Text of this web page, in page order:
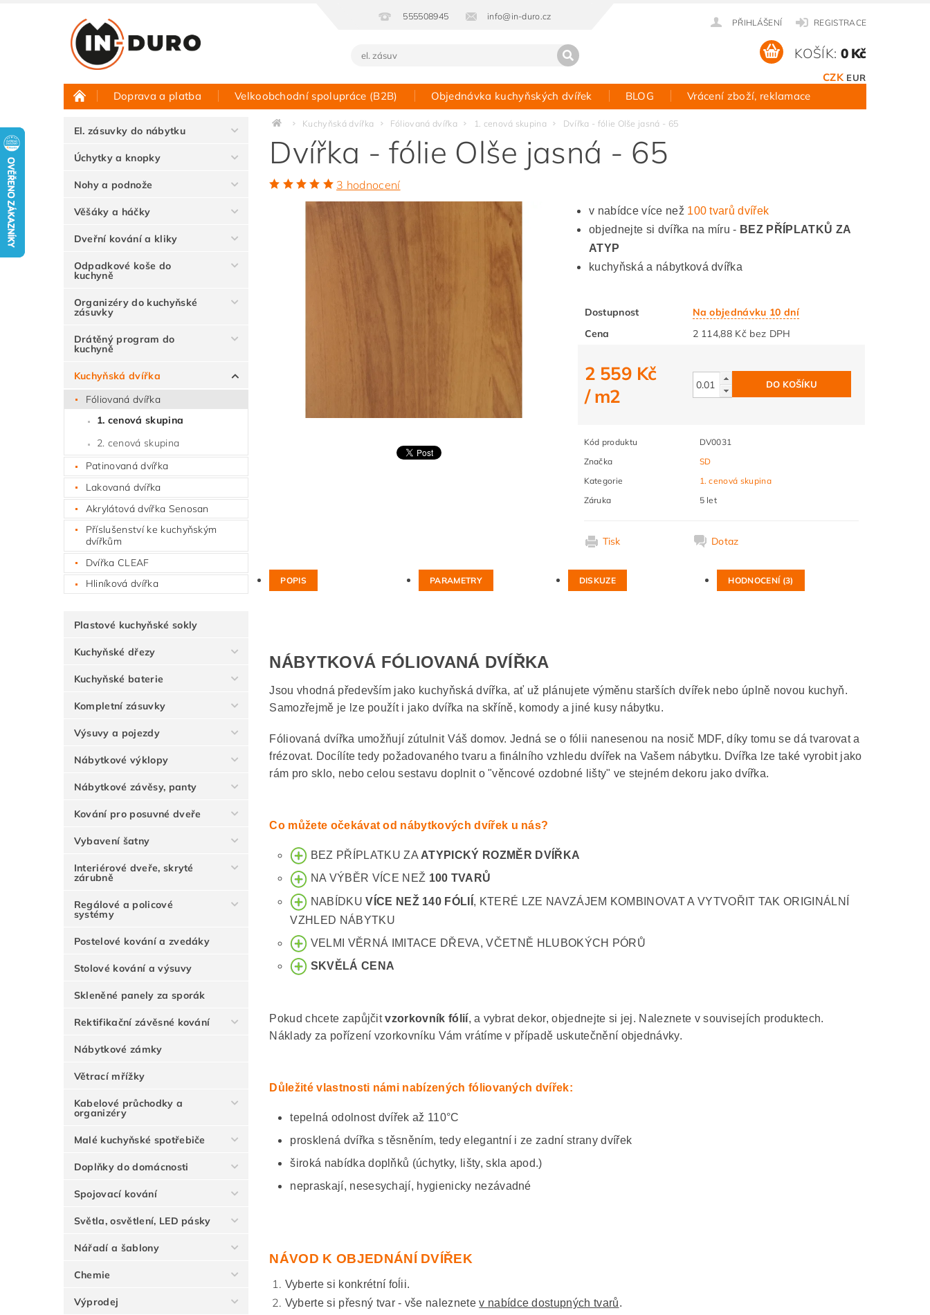
555508945 info@in-duro.cz
PŘIHLÁŠENÍ REGISTRACE
CZK EUR
KOŠÍK: 0 Kč
Doprava a platba Velkoobchodní spolupráce (B2B) Objednávka kuchyňských dvířek BLOG Vrácení zboží, reklamace
Půjčovna vzorků Hodnocení obchodu Kontakt
El. zásuvky do nábytku
Úchytky a knopky
Nohy a podnože
Věšáky a háčky
Dveřní kování a kliky
Odpadkové koše do
kuchyně
Organizéry do kuchyňské
zásuvky
Drátěný program do
kuchyně
Kuchyňská dvířka
Fóliovaná dvířka
1. cenová skupina
2. cenová skupina
Patinovaná dvířka
Lakovaná dvířka
Akrylátová dvířka Senosan
Příslušenství ke kuchyňským
dvířkům
Dvířka CLEAF
Hliníková dvířka
Plastové kuchyňské sokly
Kuchyňské dřezy
Kuchyňské baterie
Kompletní zásuvky
Výsuvy a pojezdy
Nábytkové výklopy
Nábytkové závěsy, panty
Kování pro posuvné dveře
Vybavení šatny
Interiérové dveře, skryté
zárubně
Regálové a policové
systémy
Postelové kování a zvedáky
Stolové kování a výsuvy
Skleněné panely za sporák
Rektifikační závěsné kování
Nábytkové zámky
Větrací mřížky
Kabelové průchodky a
organizéry
Malé kuchyňské spotřebiče
Doplňky do domácnosti
Spojovací kování
Světla, osvětlení, LED pásky
Nářadí a šablony
Chemie
Výprodej
Kuchyňská dvířka Fóliovaná dvířka 1. cenová skupina Dvířka - fólie Olše jasná - 65
Dvířka - fólie Olše jasná - 65
3 hodnocení
v nabídce více než 100 tvarů dvířek
objednejte si dvířka na míru - BEZ PŘÍPLATKŮ ZA
ATYP
kuchyňská a nábytková dvířka
Dostupnost
Na objednávku 10 dní
Cena
2 114,88 Kč bez DPH
2 559 Kč
/ m2
Kód produktu
DV0031
Značka
SD
Kategorie
1. cenová skupina
Záruka
5 let
Tisk Dotaz
POPIS PARAMETRY DISKUZE HODNOCENÍ (3)
NÁBYTKOVÁ FÓLIOVANÁ DVÍŘKA
Jsou vhodná především jako kuchyňská dvířka, ať už plánujete výměnu starších dvířek nebo úplně novou kuchyň.
Samozřejmě je lze použít i jako dvířka na skříně, komody a jiné kusy nábytku.
Fóliovaná dvířka umožňují zútulnit Váš domov. Jedná se o fólii nanesenou na nosič MDF, díky tomu se dá tvarovat a
frézovat. Docílíte tedy požadovaného tvaru a finálního vzhledu dvířek na Vašem nábytku. Dvířka lze také vyrobit jako
rám pro sklo, nebo celou sestavu doplnit o "věncové ozdobné lišty" ve stejném dekoru jako dvířka.
Co můžete očekávat od nábytkových dvířek u nás?
BEZ PŘÍPLATKU ZA ATYPICKÝ ROZMĚR DVÍŘKA
NA VÝBĚR VÍCE NEŽ 100 TVARŮ
NABÍDKUVÍCE NEŽ 140 FÓLIÍ , KTERÉ LZE NAVZÁJEM KOMBINOVAT A VYTVOŘIT TAK ORIGINÁLNÍ
VZHLED NÁBYTKU
VELMI VĚRNÁ IMITACE DŘEVA, VČETNĚ HLUBOKÝCH PÓRŮ
SKVĚLÁ CENA
Pokud chcete zapůjčitvzorkovník fólií, a vybrat dekor, objednejte si jej. Naleznete v souvisejích produktech.
Náklady za pořízení vzorkovníku Vám vrátíme v případě uskutečnění objednávky.
Důležité vlastnosti námi nabízených fóliovaných dvířek:
tepelná odolnost dvířek až 110°C
prosklená dvířka s těsněním, tedy elegantní i ze zadní strany dvířek
široká nabídka doplňků (úchytky, lišty, skla apod.)
nepraskají, nesesychají, hygienicky nezávadné
NÁVOD K OBJEDNÁNÍ DVÍŘEK
Vyberte si konkrétní foĺii.
Vyberte si přesný tvar - vše naleznetev nabídce dostupných tvarů.